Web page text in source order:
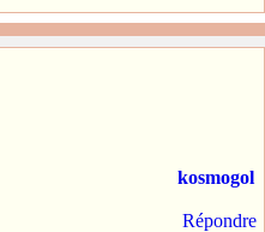
kosmogol
Répondre